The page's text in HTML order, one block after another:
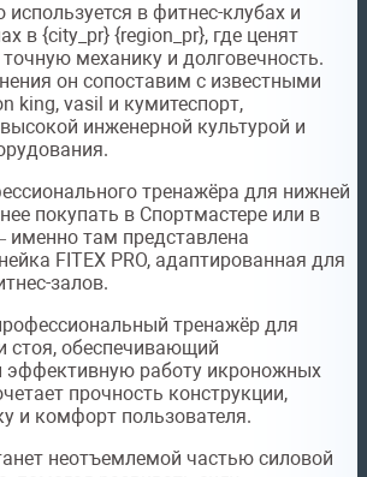
используется в фитнес-клубах и
в {city_pr} {region_pr}, где ценят
точную механику и долговечность.
он сопоставим с известными
king, vasil и кумитеспорт,
инженерной культурой и
тренажёра для нижней
покупать в Спортмастере или в
именно там представлена
FITEX PRO, адаптированная для
залов.
тренажёр для
стоя, обеспечивающий
эффективную работу икроножных
прочность конструкции,
и комфорт пользователя.
неотъемлемой частью силовой